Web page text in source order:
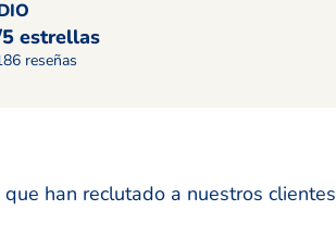
estrellas
reseñas
que han reclutado a nuestros